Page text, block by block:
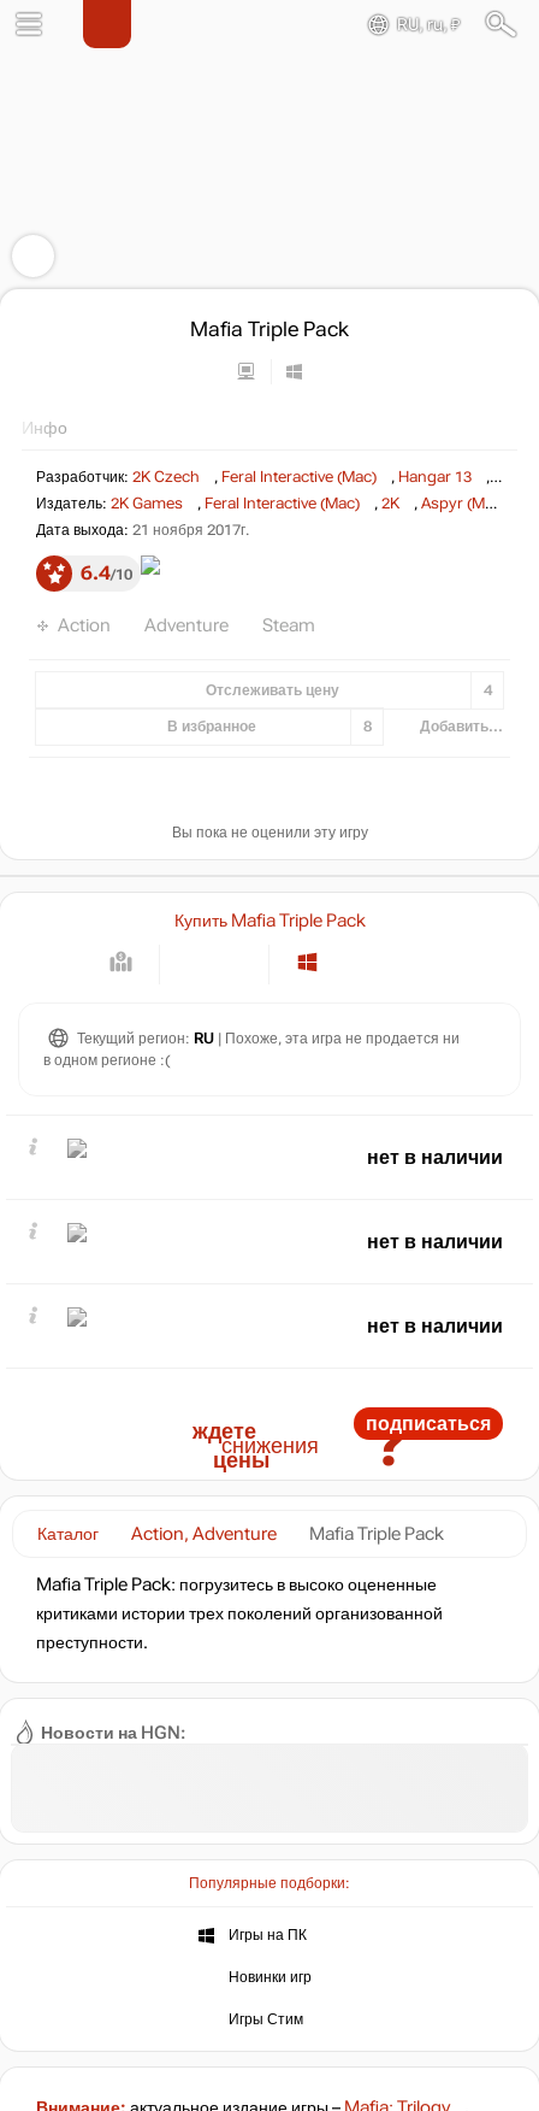
RU, ru, ₽
Mafia Triple Pack
Инфо
Разработчик: 2K Czech , Feral Interactive (Mac) , Hangar 13 , Aspyr
Издатель: 2K Games , Feral Interactive (Mac) , 2K , Aspyr (Mac)
Дата выхода: 21 ноября 2017г.
6.4 10
Action Adventure Steam
Отслеживать цену 4
В избранное 8 Добавить...
Вы пока не оценили эту игру
Новости на HGN:
Популярные подборки:
Игры на ПК
Новинки игр
Игры Стим
Каталог Action, Adventure Mafia Triple Pack
Mafia Triple Pack: погрузитесь в высоко оцененные
критиками истории трех поколений организованной
преступности.
Купить Mafia Triple Pack
Текущий регион: RU | Похоже, эта игра не продается ни
в одном регионе :(
нет в наличии
нет в наличии
нет в наличии
?
ждете
снижения
цены
подписаться